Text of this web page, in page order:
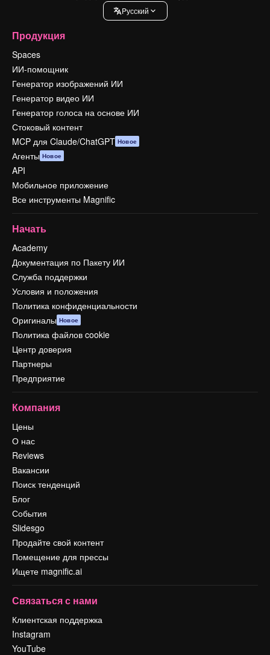
Pусский
Продукция
Spaces
ИИ-помощник
Генератор изображений ИИ
Генератор видео ИИ
Генератор голоса на основе ИИ
Стоковый контент
MCP для Claude/ChatGPT Новое
Агенты Новое
API
Мобильное приложение
Все инструменты Magnific
Начать
Academy
Документация по Пакету ИИ
Служба поддержки
Условия и положения
Политика конфиденциальности
Оригиналы Новое
Политика файлов cookie
Центр доверия
Партнеры
Предприятие
Компания
Цены
О нас
Reviews
Вакансии
Поиск тенденций
Блог
События
Slidesgo
Продайте свой контент
Помещение для прессы
Ищете magnific.ai
Связаться с нами
Клиентская поддержка
Instagram
YouTube